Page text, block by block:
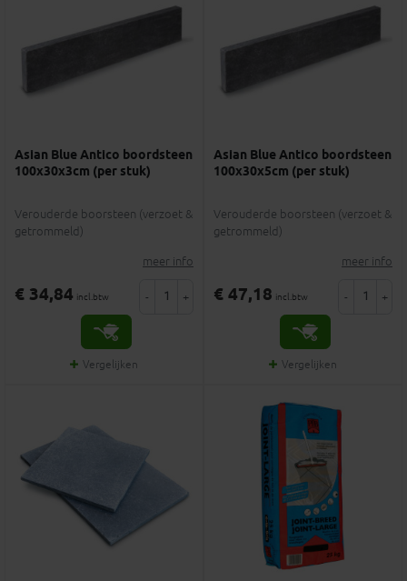
Asian Blue Antico boordsteen
100x30x3cm (per stuk)
Verouderde boorsteen (verzoet &
getrommeld)
meer info
€ 34,84 incl.btw - +
Vergelijken
Asian Blue Antico boordsteen
100x30x5cm (per stuk)
Verouderde boorsteen (verzoet &
getrommeld)
meer info
€ 47,18 incl.btw - +
Vergelijken